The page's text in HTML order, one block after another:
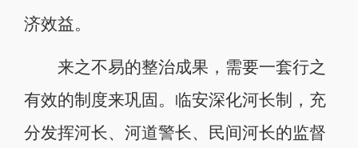
济效益。
来之不易的整治成果，需要一套行之
有效的制度来巩固。临安深化河长制，充
分发挥河长、河道警长、民间河长的监督